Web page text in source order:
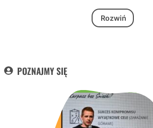
Rozwiń
POZNAJMY SIĘ